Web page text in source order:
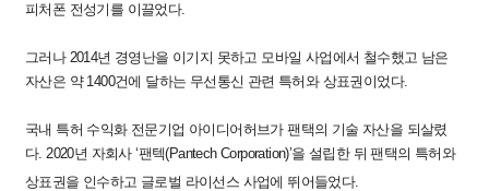
피처폰 전성기를 이끌었다.
그러나 2014년 경영난을 이기지 못하고 모바일 사업에서 철수했고 남은
자산은 약 1400건에 달하는 무선통신 관련 특허와 상표권이었다.
국내 특허 수익화 전문기업 아이디어허브가 팬택의 기술 자산을 되살렸
다. 2020년 자회사 ‘팬텍(Pantech Corporation)’을 설립한 뒤 팬택의 특허와
상표권을 인수하고 글로벌 라이선스 사업에 뛰어들었다.